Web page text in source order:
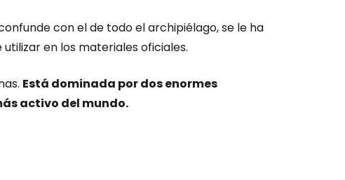
con el de todo el archipiélago, se le ha
utilizar en los materiales oficiales.
Está dominada por dos enormes
activo del mundo.
en Cestee